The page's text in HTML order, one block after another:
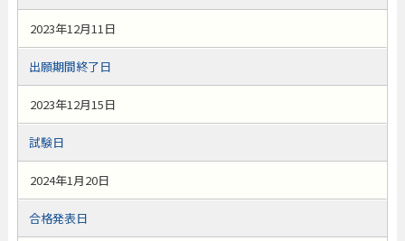
2023年12月11日
出願期間終了日
2023年12月15日
試験日
2024年1月20日
合格発表日